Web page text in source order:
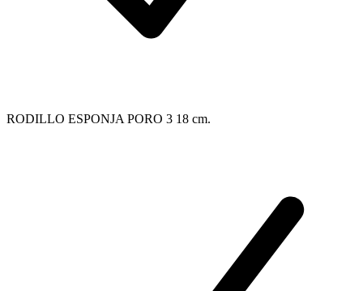
RODILLO ESPONJA PORO 3 18 cm.